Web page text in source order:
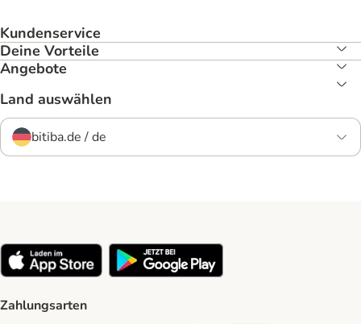
Kundenservice
Deine Vorteile
Angebote
Land auswählen
bitiba.de / de
Zahlungsarten